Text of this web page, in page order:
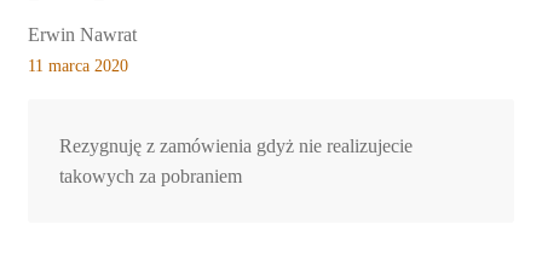
Erwin Nawrat
11 marca 2020
Rezygnuję z zamówienia gdyż nie realizujecie
takowych za pobraniem